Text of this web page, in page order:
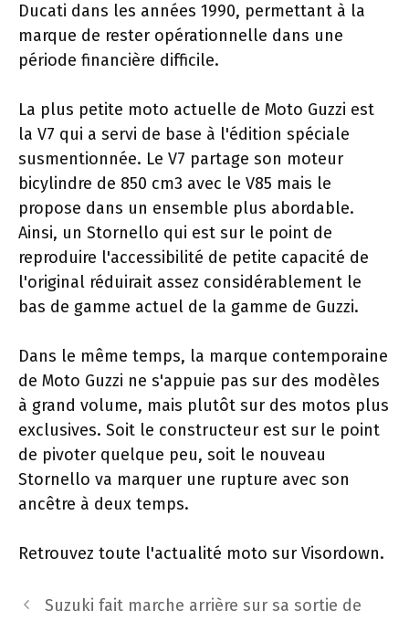
Ducati dans les années 1990, permettant à la
marque de rester opérationnelle dans une
période financière difficile.
La plus petite moto actuelle de Moto Guzzi est
la V7 qui a servi de base à l'édition spéciale
susmentionnée. Le V7 partage son moteur
bicylindre de 850 cm3 avec le V85 mais le
propose dans un ensemble plus abordable.
Ainsi, un Stornello qui est sur le point de
reproduire l'accessibilité de petite capacité de
l'original réduirait assez considérablement le
bas de gamme actuel de la gamme de Guzzi.
Dans le même temps, la marque contemporaine
de Moto Guzzi ne s'appuie pas sur des modèles
à grand volume, mais plutôt sur des motos plus
exclusives. Soit le constructeur est sur le point
de pivoter quelque peu, soit le nouveau
Stornello va marquer une rupture avec son
ancêtre à deux temps.
Retrouvez toute l'actualité moto sur Visordown.
Navigation
Suzuki fait marche arrière sur sa sortie de